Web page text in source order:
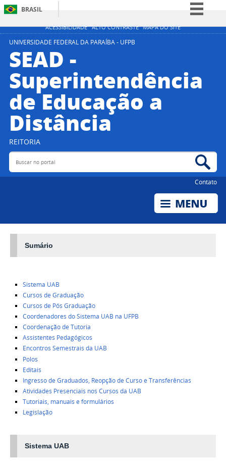
ACESSIBILIDADE ALTO CONTRASTE MAPA DO SITE
BRASIL
Simplifique!
Acesso à informação
Legislação
Canais
UNIVERSIDADE FEDERAL DA PARAÍBA - UFPB
SEAD -
Superintendência
de Educação a
Distância
REITORIA
Buscar no portal
Contato
Sumário
Sistema UAB
Cursos de Graduação
Cursos de Pós Graduação
Coordenadores do Sistema UAB na UFPB
Coordenação de Tutoria
Assistentes Pedagógicos
Encontros Semestrais da UAB
Polos
Editais
Ingresso de Graduados, Reopção de Curso e Transferências
Atividades Presenciais nos Cursos da UAB
Tutoriais, manuais e formulários
Legislação
Sistema UAB